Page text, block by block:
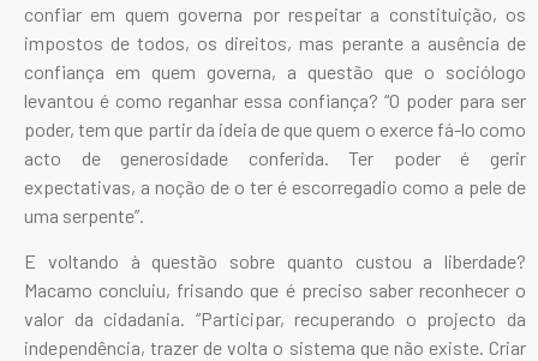
confiar em quem governa por respeitar a constituição, os
impostos de todos, os direitos, mas perante a ausência de
confiança em quem governa, a questão que o sociólogo
levantou é como reganhar essa confiança? “O poder para ser
poder, tem que partir da ideia de que quem o exerce fá-lo como
acto de generosidade conferida. Ter poder é gerir
expectativas, a noção de o ter é escorregadio como a pele de
uma serpente”.
E voltando à questão sobre quanto custou a liberdade?
Macamo concluiu, frisando que é preciso saber reconhecer o
valor da cidadania. “Participar, recuperando o projecto da
independência, trazer de volta o sistema que não existe. Criar